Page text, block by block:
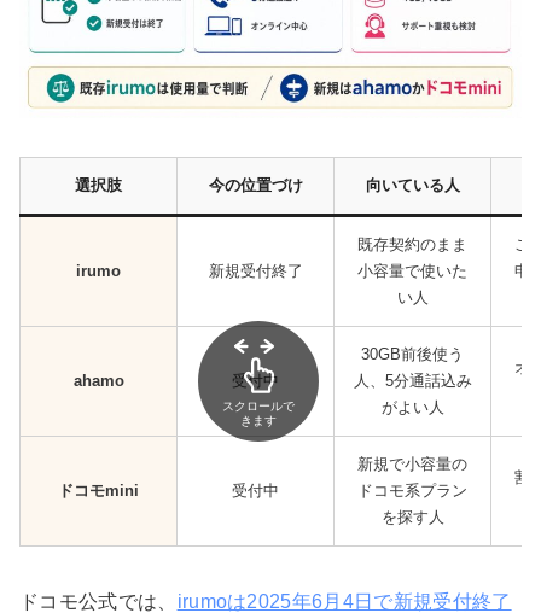
選択肢 今の位置づけ 向いている人
irumo 新規受付終了
既存契約のまま
小容量で使いた
い人
こ
申
ahamo 受付中
30GB前後使う
人、5分通話込み
がよい人
オ
ドコモmini 受付中
新規で小容量の
ドコモ系プラン
を探す人
割
スクロールで
きます
ドコモ公式では、 irumoは2025年6月4日で新規受付終了